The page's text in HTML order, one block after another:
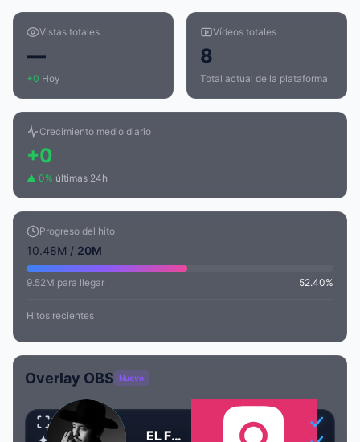
Vistas totales
—
+0 Hoy
Vídeos totales
8
Total actual de la plataforma
Crecimiento medio diario
+0
▲ 0% últimas 24h
Progreso del hito
10.48M / 20M
9.52M para llegar 52.40%
Hitos recientes
Overlay OBS Nuevo
EL FORAJIDO
Transparente